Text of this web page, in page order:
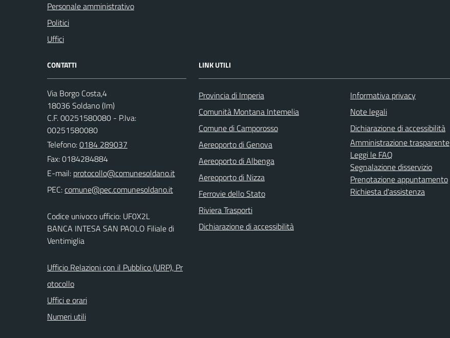
Personale amministrativo
Politici
Uffici
CONTATTI
Via Borgo Costa,4
18036 Soldano (Im)
C.F. 00251580080 - P.Iva:
00251580080
Telefono:0184 289037
Fax: 0184284884
E-mail:
PEC:
Codice univoco ufficio: UF0X2L
BANCA INTESA SAN PAOLO Filiale di
Ventimiglia
Ufficio Relazioni con il Pubblico (URP), Pr
otocollo
Uffici e orari
Numeri utili
LINK UTILI
Provincia di Imperia
Comunità Montana Intemelia
Comune di Camporosso
Aereoporto di Genova
Aereoporto di Albenga
Aereoporto di Nizza
Ferrovie dello Stato
Riviera Trasporti
Dichiarazione di accessibilità
Informativa privacy
Note legali
Dichiarazione di accessibilità
Amministrazione trasparente
Leggi le FAQ
Segnalazione disservizio
Prenotazione appuntamento
Richiesta d'assistenza